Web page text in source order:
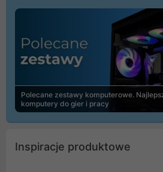
Polecane zestawy komputerowe.
komputery do gier i pracy
Inspiracje produktowe